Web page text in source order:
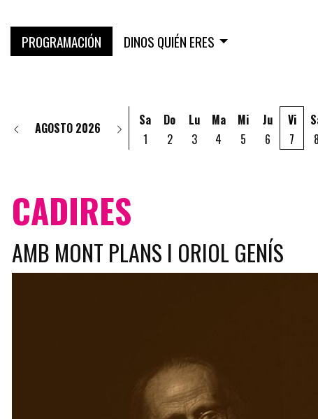
PROGRAMACIÓN DINOS QUIÉN ERES
AGOSTO 2026
Sa
1
Do
2
Lu
3
Ma
4
Mi
5
Ju
6
Vi
7
8
CADIRES
AMB MONT PLANS I ORIOL GENÍS